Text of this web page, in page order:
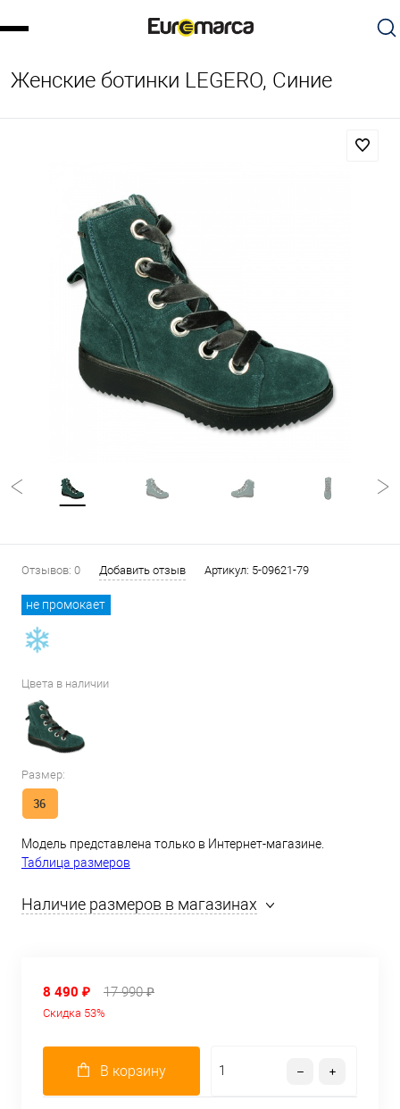
Женские ботинки LEGERO, Синие
Отзывов: 0 Добавить отзыв Артикул: 5-09621-79
не промокает
Цвета в наличии
Размер:
36
Модель представлена только в Интернет-магазине.
Таблица размеров
Наличие размеров в магазинах
8 490 ₽ 17 990 ₽
Скидка 53%
В корзину